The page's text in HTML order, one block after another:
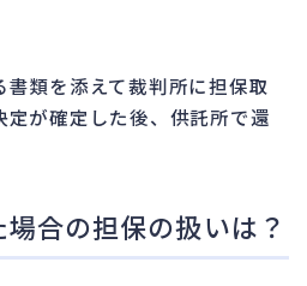
類を添えて裁判所に担保取
が確定した後、供託所で還
合の担保の扱いは？